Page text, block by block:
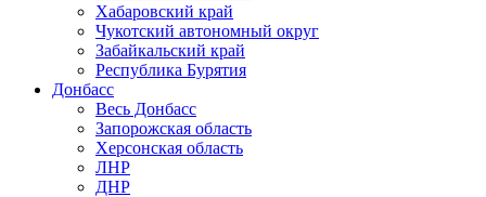
Хабаровский край
Чукотский автономный округ
Забайкальский край
Республика Бурятия
Донбасс
Весь Донбасс
Запорожская область
Херсонская область
ЛНР
ДНР